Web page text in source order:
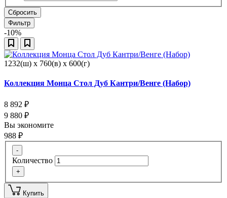
Сбросить
Фильтр
-10%
1232(ш) x 760(в) x 600(г)
Коллекция Монца Стол Дуб Кантри/Венге (Набор)
8 892 ₽
9 880 ₽
Вы экономите
988 ₽
-
Количество
+
Купить